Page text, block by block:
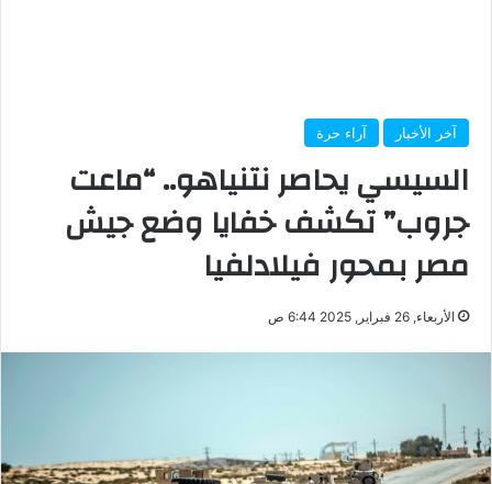
آخر الأخبار آراء حرة
السيسي يحاصر نتنياهو.. “ماعت
جروب” تكشف خفايا وضع جيش
مصر بمحور فيلادلفيا
الأربعاء, 26 فبراير, 2025 6:44 ص